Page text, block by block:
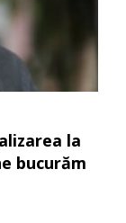
la
bucurăm